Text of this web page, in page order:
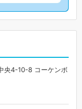
央4-10-8 コーケンボ